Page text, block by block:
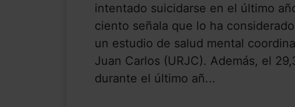
intentado suicidarse en el último
ciento señala que lo ha
un estudio de salud mental
Juan Carlos (URJC). Además, el
durante el último añ...